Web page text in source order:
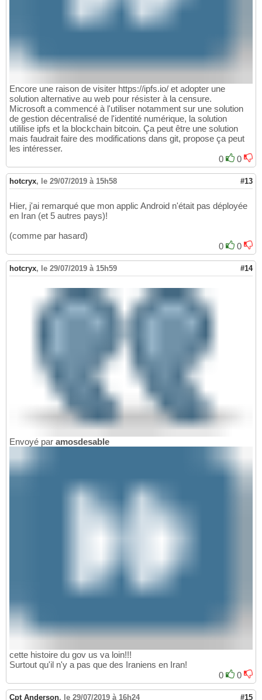
Encore une raison de visiter https://ipfs.io/ et adopter une
solution alternative au web pour résister à la censure.
Microsoft a commencé à l'utiliser notamment sur une solution
de gestion décentralisé de l'identité numérique, la solution
utililise ipfs et la blockchain bitcoin. Ça peut être une solution
mais faudrait faire des modifications dans git, propose ça peut
les intéresser.
0
0
hotcryx, le 29/07/2019 à 15h58 #13
Hier, j'ai remarqué que mon applic Android n'était pas déployée
en Iran (et 5 autres pays)!
(comme par hasard)
0
0
hotcryx, le 29/07/2019 à 15h59 #14
Envoyé par amosdesable
cette histoire du gov us va loin!!!
Surtout qu'il n'y a pas que des Iraniens en Iran!
0
0
Cpt Anderson, le 29/07/2019 à 16h24 #15